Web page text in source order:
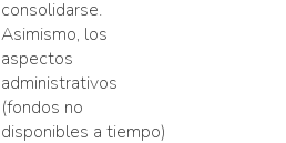
consolidarse.
Asimismo, los
aspectos
administrativos
(fondos no
disponibles a tiempo)